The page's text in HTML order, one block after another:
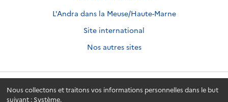
Nous collectons et traitons vos informations personnelles dans le but
suivant : Système.
L'Andra dans la Meuse/Haute-Marne
Site international
Nos autres sites
Andra.fr © 2026 - Andra. Tous droits réservés.